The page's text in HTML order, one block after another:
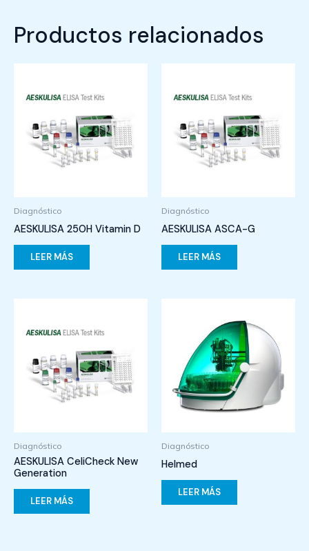
Productos relacionados
Diagnóstico
AESKULISA 25OH Vitamin D
LEER MÁS
Diagnóstico
AESKULISA ASCA-G
LEER MÁS
Diagnóstico
AESKULISA CeliCheck New
Generation
LEER MÁS
Diagnóstico
Helmed
LEER MÁS